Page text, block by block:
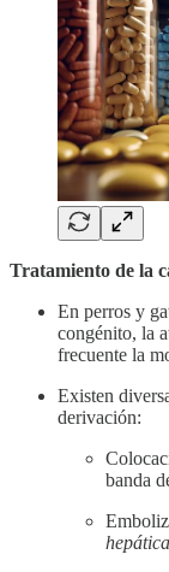
Tratamiento de la
En perros y
congénito, la
frecuente la
Existen
derivación:
banda